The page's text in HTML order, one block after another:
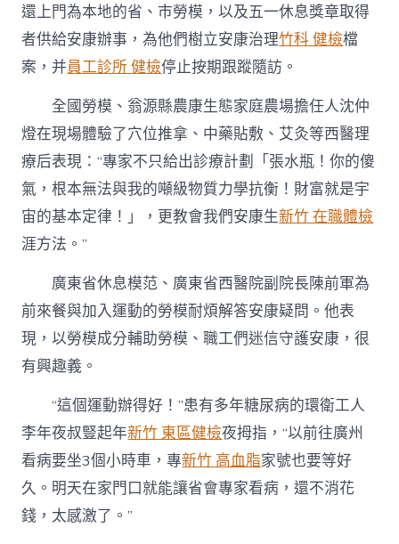
還上門為本地的省、市勞模，以及五一休息獎章取得
者供給安康辦事，為他們樹立安康治理竹科 健檢檔
案，并員工診所 健檢停止按期跟蹤隨訪。
全國勞模、翁源縣農康生態家庭農場擔任人沈仲
燈在現場體驗了穴位推拿、中藥貼敷、艾灸等西醫理
療后表現：“專家不只給出診療計劃「張水瓶！你的傻
氣，根本無法與我的噸級物質力學抗衡！財富就是宇
宙的基本定律！」，更教會我們安康生新竹 在職體檢
涯方法。”
廣東省休息模范、廣東省西醫院副院長陳前軍為
前來餐與加入運動的勞模耐煩解答安康疑問。他表
現，以勞模成分輔助勞模、職工們迷信守護安康，很
有興趣義。
“這個運動辦得好！”患有多年糖尿病的環衛工人
李年夜叔豎起年新竹 東區健檢夜拇指，“以前往廣州
看病要坐3個小時車，專新竹 高血脂家號也要等好
久。明天在家門口就能讓省會專家看病，還不消花
錢，太感激了。”